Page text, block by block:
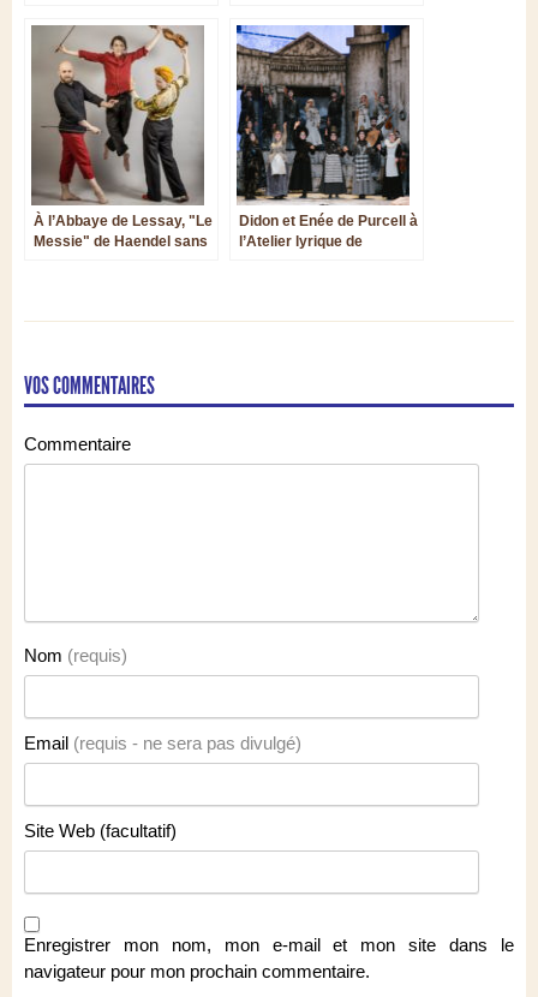
À l’Abbaye de Lessay, "Le
Messie" de Haendel sans
Didon et Enée de Purcell à
l’Atelier lyrique de
VOS COMMENTAIRES
Commentaire
Nom (requis)
Email (requis - ne sera pas divulgé)
Site Web (facultatif)
Enregistrer mon nom, mon e-mail et mon site dans le
navigateur pour mon prochain commentaire.